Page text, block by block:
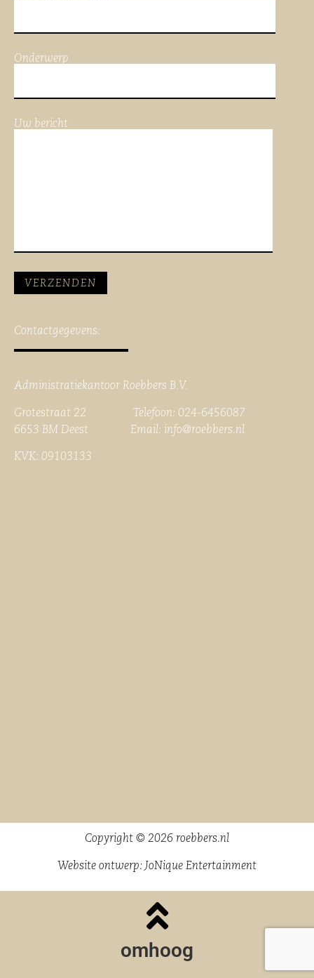
Onderwerp
Uw bericht
Contactgegevens:
Administratiekantoor Roebbers B.V.
Grotestraat 22 Telefoon: 024-6456087
6653 BM Deest Email: info@roebbers.nl
KVK: 09103133
Copyright © 2026 roebbers.nl
Website ontwerp: JoNique Entertainment
omhoog